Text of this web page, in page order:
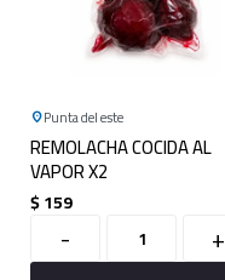
Punta del este
REMOLACHA COCIDA AL
VAPOR X2
$159
- +